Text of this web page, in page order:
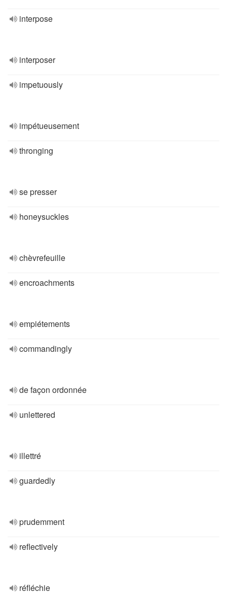
interpose
interposer
impetuously
impétueusement
thronging
se presser
honeysuckles
chèvrefeuille
encroachments
empiétements
commandingly
de façon ordonnée
unlettered
illettré
guardedly
prudemment
reflectively
réfléchie